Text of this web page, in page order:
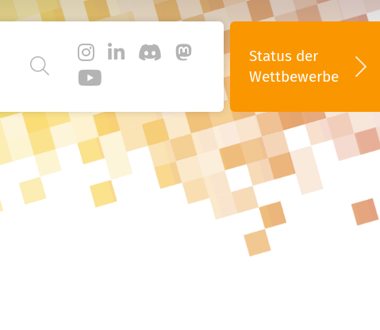
Status der
Wettbewerbe